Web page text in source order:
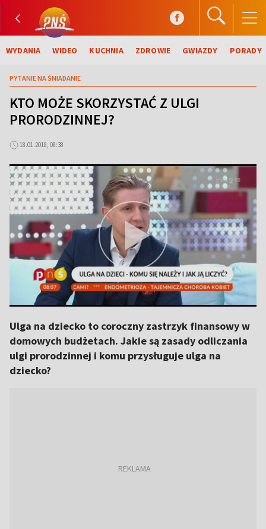
WYDANIA WIDEO KUCHNIA ZDROWIE GWIAZDY PORADY
PYTANIE NA ŚNIADANIE
KTO MOŻE SKORZYSTAĆ Z ULGI
PRORODZINNEJ?
18.01.2018, 08:38
Ulga na dziecko to coroczny zastrzyk finansowy w
domowych budżetach. Jakie są zasady odliczania
ulgi prorodzinnej i komu przysługuje ulga na
dziecko?